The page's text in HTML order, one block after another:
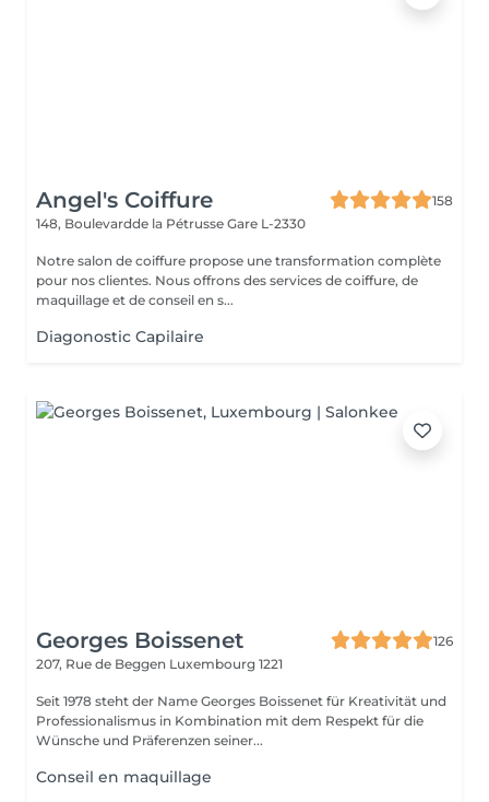
Angel's Coiffure
158
148, Boulevardde la Pétrusse Gare L-2330
Notre salon de coiffure propose une transformation complète
pour nos clientes. Nous offrons des services de coiffure, de
maquillage et de conseil en s...
Diagonostic Capilaire
Georges Boissenet
126
207, Rue de Beggen Luxembourg 1221
Seit 1978 steht der Name Georges Boissenet für Kreativität und
Professionalismus in Kombination mit dem Respekt für die
Wünsche und Präferenzen seiner...
Conseil en maquillage